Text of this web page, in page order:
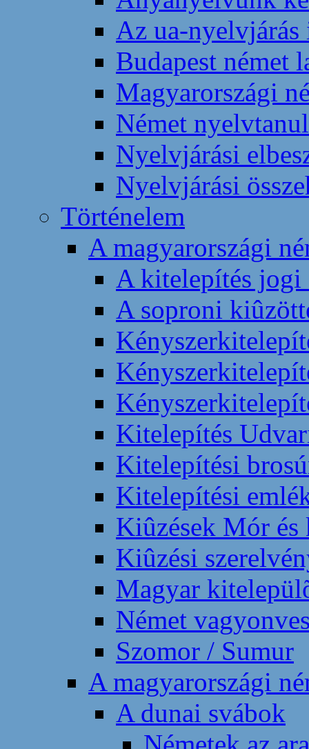
Az ua-nyelvjárás
Budapest német
Magyarországi
Német
Nyelvjárási
Nyelvjárási
Történelem
A magyarországi
A kitelepítés jogi
A soproni
Kitelepítés
Kitelepítési
Kitelepítési
Kiûzések Mór
Kiûzési
Magyar
Német
Szomor / Sumur
A magyarországi
A dunai svábok